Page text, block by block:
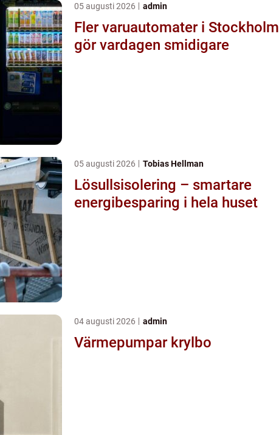
05 augusti 2026 admin
Fler varuautomater i Stockholm
gör vardagen smidigare
05 augusti 2026 Tobias Hellman
Lösullsisolering – smartare
energibesparing i hela huset
04 augusti 2026 admin
Värmepumpar krylbo